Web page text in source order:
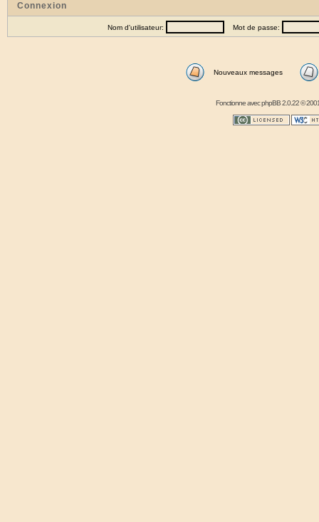
Connexion
Nom d'utilisateur: Mot de passe:
Nouveaux messages
Fonctionne avecphpBB2.0.22 ©